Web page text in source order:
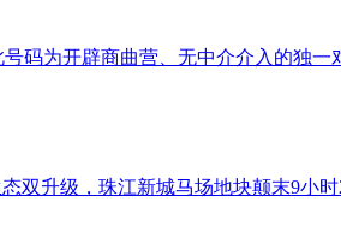
码为开辟商曲营、无中介介入的独
双升级，珠江新城马场地块颠末9小